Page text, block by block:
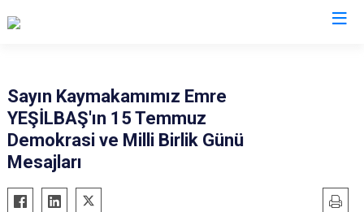
Çayırlı
İliç
Kemaliye
Sayın Kaymakamımız Emre
YEŞİLBAŞ'ın 15 Temmuz
Demokrasi ve Milli Birlik Günü
Mesajları